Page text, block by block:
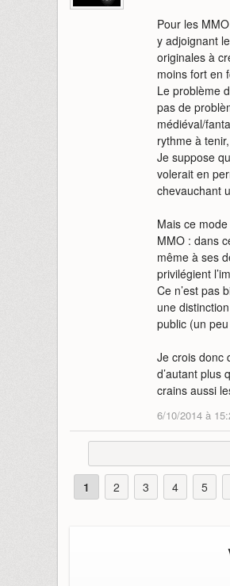
Pour les
y adjoignant
originales à
moins fort en
Le problème
pas de
médiéval/
rythme à
Je suppose
volerait en
chevauchant
Mais ce
MMO : dans
même à ses
privilégient
Ce n’est pas
une
public (un
Je crois donc
d’autant plus
crains aussi
6/10/2014 à
1 2 3 4 5